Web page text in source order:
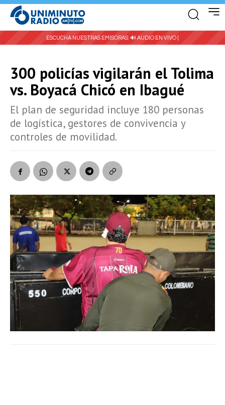
ESCUCHA NUESTRAS EMISORAS: 🔊 AUDIO EN VIVO |
300 policías vigilarán el Tolima
vs. Boyacá Chicó en Ibagué
El plan de seguridad incluye 180 personas
de logística, gestores de convivencia y
controles de movilidad.